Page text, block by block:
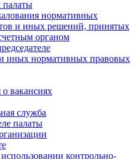
палаты
нормативных
и иных решений, принятых
органом
иных нормативных правовых
вакансиях
служба
палаты
контрольно-